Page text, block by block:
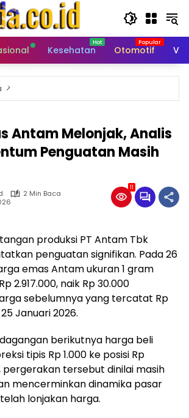
Kesehatan Otomotif
Antam Melonjak, Analis
Penguatan Masih
2 Min Baca
11
produksi PT Antam Tbk
penguatan signifikan. Pada 26
emas Antam ukuran 1 gram
2.917.000, naik Rp 30.000
sebelumnya yang tercatat Rp
Januari 2026.
berikutnya harga beli
tipis Rp 1.000 ke posisi Rp
pergerakan tersebut dinilai masih
mencerminkan dinamika pasar
lonjakan harga.